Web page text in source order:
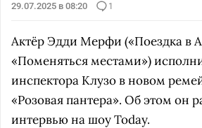
29.07.2025 в 08:20 1
Актёр Эдди Мерфи («Поездка в
«Поменяться местами»)
инспектора Клузо в новом
«Розовая пантера». Об этом он
интервью на шоу Today.